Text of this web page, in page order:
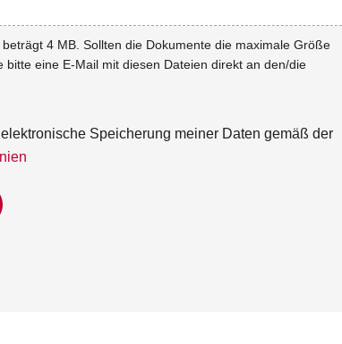
4 MB. Sollten die Dokumente die maximale Größe
bitte eine E-Mail mit diesen Dateien direkt an den/die
Speicherung meiner Daten gemäß der